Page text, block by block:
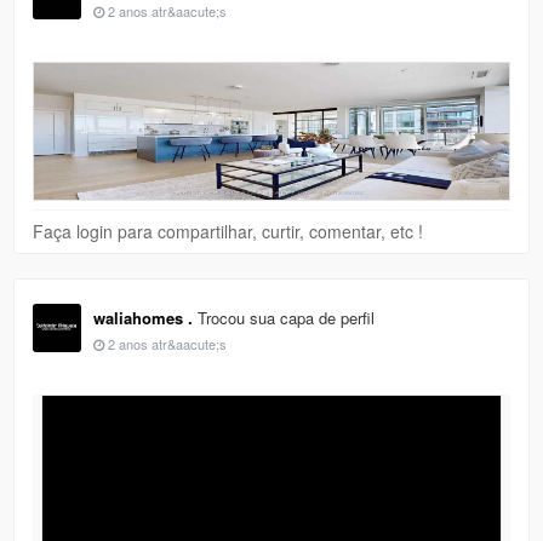
2 anos atr&aacute;s
Faça login para compartilhar, curtir, comentar, etc !
waliahomes . Trocou sua capa de perfil
2 anos atr&aacute;s